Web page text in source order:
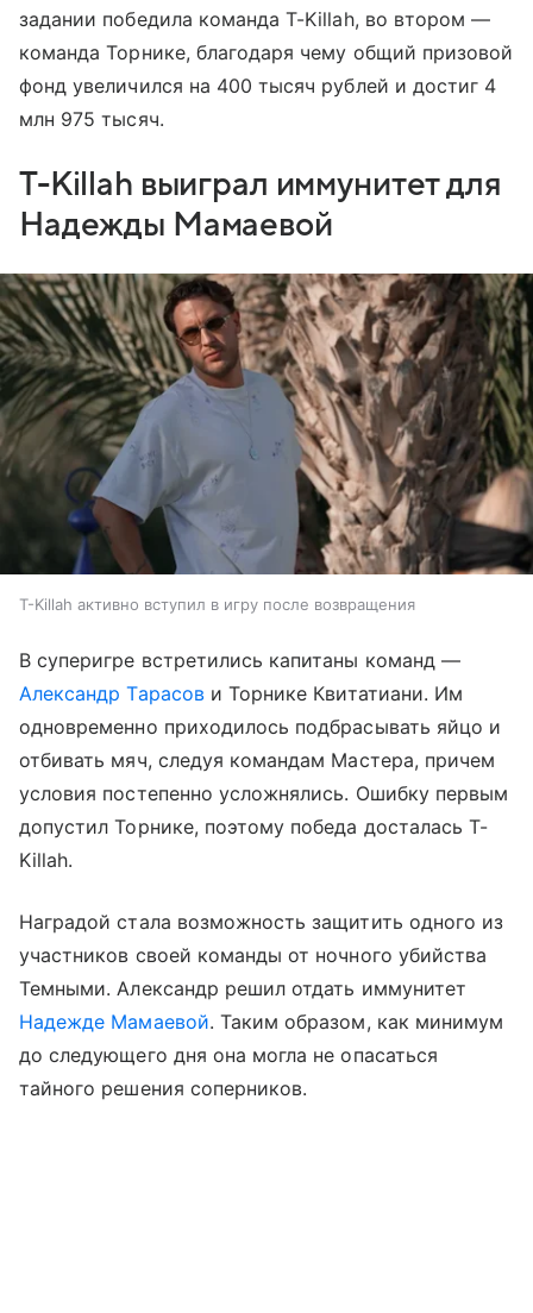
задании победила команда T-Killah, во втором —
команда Торнике, благодаря чему общий призовой
фонд увеличился на 400 тысяч рублей и достиг 4
млн 975 тысяч.
T-Killah выиграл иммунитет для
Надежды Мамаевой
T-Killah активно вступил в игру после возвращения
В суперигре встретились капитаны команд —
Александр Тарасови Торнике Квитатиани. Им
одновременно приходилось подбрасывать яйцо и
отбивать мяч, следуя командам Мастера, причем
условия постепенно усложнялись. Ошибку первым
допустил Торнике, поэтому победа досталась T-
Killah.
Наградой стала возможность защитить одного из
участников своей команды от ночного убийства
Темными. Александр решил отдать иммунитет
Надежде Мамаевой. Таким образом, как минимум
до следующего дня она могла не опасаться
тайного решения соперников.